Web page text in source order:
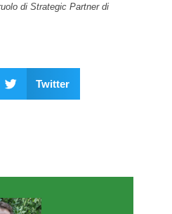
di Strategic Partner di
Twitter